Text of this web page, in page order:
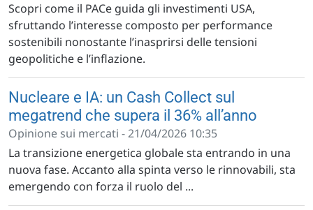
Scopri come il PACe guida gli investimenti USA,
sfruttando l’interesse composto per performance
sostenibili nonostante l’inasprirsi delle tensioni
geopolitiche e l’inflazione.
Nucleare e IA: un Cash Collect sul
megatrend che supera il 36% all’anno
Opinione sui mercati - 21/04/2026 10:35
La transizione energetica globale sta entrando in una
nuova fase. Accanto alla spinta verso le rinnovabili, sta
emergendo con forza il ruolo del ...